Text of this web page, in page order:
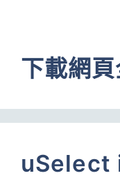
下載網
uSelect